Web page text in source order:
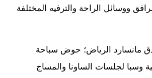
ووسائل الراحة والترفيه المختلفة
مانسارد الرياض؛ حوض سباحة
وسبا لجلسات الساونا والمساج